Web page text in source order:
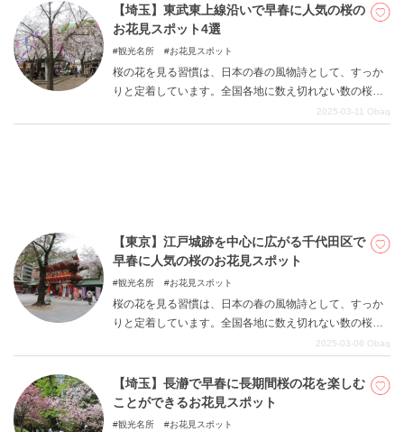
込を中心として、染井吉野桜記念公園、染井よしの桜の
里公園、染井稲荷神社、染井霊園、妙義神社、駒込小学
校、すがも桜並木通り、大塚駅南口広場の桜の名所8スポ
【埼玉】東武東上線沿いで早春に人気の桜の
お花見スポット4選
観光名所 お花見スポット
桜の花を見る習慣は、日本の春の風物詩として、すっか
りと定着しています。全国各地に数え切れない数の桜の
名所が点在しています。埼玉県の中央部を南北に走る東
2025-03-11 Obaq
【東京】江戸城跡を中心に広がる千代田区で
早春に人気の桜のお花見スポット
観光名所 お花見スポット
桜の花を見る習慣は、日本の春の風物詩として、すっか
りと定着しています。全国各地に数え切れない数の桜の
名所が点在しています。東京都千代田区にも、数多くの
田のさくらまつり」も開催されます。本記事では千代田
区内で桜の名所として都民に人気のある、千鳥ヶ淵、北
の丸公園、外濠公園、神田明神の4スポットをご紹介しま
2025-03-06 Obaq
【埼玉】長瀞で早春に長期間桜の花を楽しむ
ことができるお花見スポット
観光名所 お花見スポット